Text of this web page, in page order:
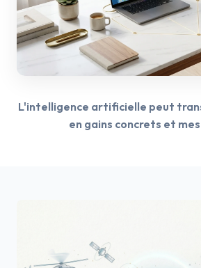
L'intelligence artificielle peut
en gains concrets et